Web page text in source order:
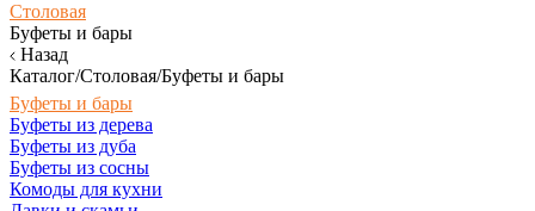
Столовая
Буфеты и бары
Назад
Каталог/Столовая/Буфеты и бары
Буфеты и бары
Буфеты из дерева
Буфеты из дуба
Буфеты из сосны
Комоды для кухни